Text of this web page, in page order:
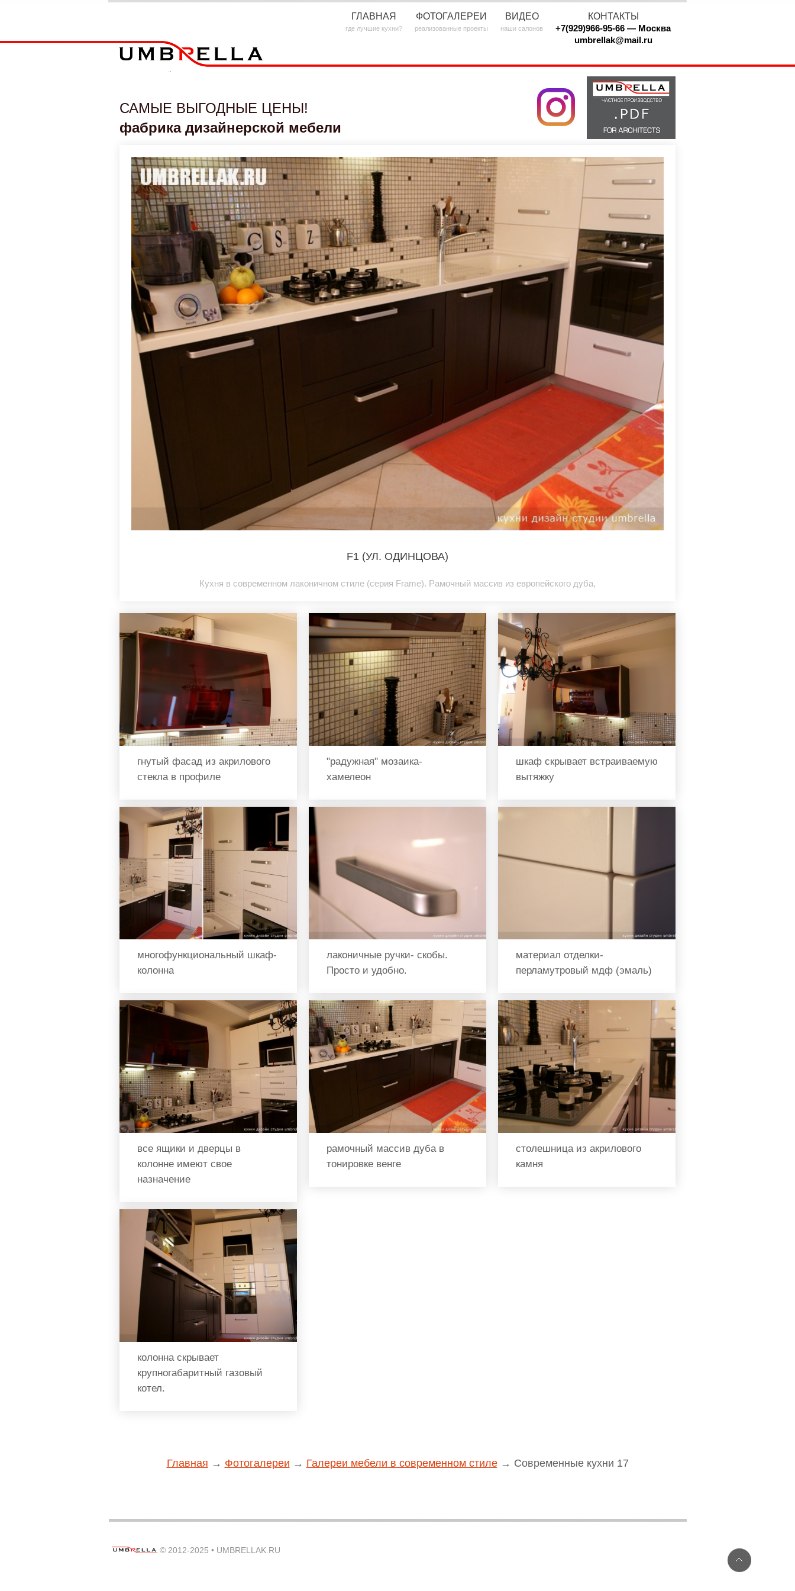
ГЛАВНАЯ
где лучшие кухни?
ФОТОГАЛЕРЕИ
реализованные проекты
ВИДЕО
наши салонов
КОНТАКТЫ
+7(929)966-95-66 — Москва
umbrellak@mail.ru
САМЫЕ ВЫГОДНЫЕ ЦЕНЫ!
фабрика дизайнерской мебели
F1 (УЛ. ОДИНЦОВА)
Кухня в современном лаконичном стиле (серия Frame). Рамочный массив из европейского дуба,
гнутый фасад из акрилового
стекла в профиле
"радужная" мозаика-
хамелеон
шкаф скрывает встраиваемую
вытяжку
многофункциональный шкаф-
колонна
лаконичные ручки- скобы.
Просто и удобно.
материал отделки-
перламутровый мдф (эмаль)
все ящики и дверцы в
колонне имеют свое
назначение
рамочный массив дуба в
тонировке венге
столешница из акрилового
камня
колонна скрывает
крупногабаритный газовый
котел.
Главная → Фотогалереи → Галереи мебели в современном стиле→ Современные кухни 17
© 2012-2025 • UMBRELLAK.RU